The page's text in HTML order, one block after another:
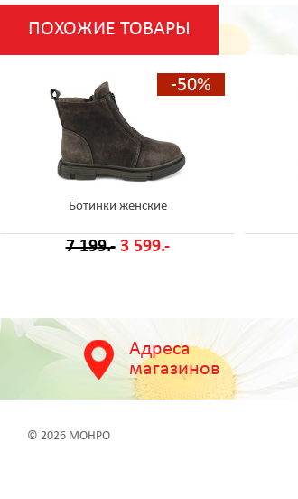
ПОХОЖИЕ ТОВАРЫ
-50%
Ботинки женские
7 199.- 3 599.-
Адреса
магазинов
© 2026 МОНРО